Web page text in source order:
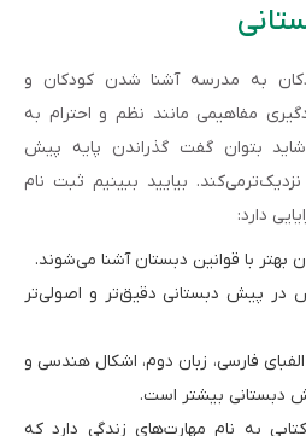
به مدرسه آشنا شدن کودکان و
مفاهیمی مانند نظم و احترام به
بتوان گفت گذراندن پایه پیش
بیایید ببینیم ثبت نام
دارد:
بهتر با قوانین دبستان آشنا می‌شوند.
در پیش دبستانی دقیق‌تر و اصولی‌تر
فارسی، زبان دوم، اشکال هندسی و
دبستانی بیشتر است.
به نام مهارت‌های زندگی دارد که